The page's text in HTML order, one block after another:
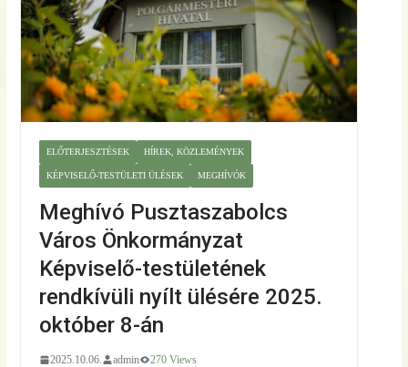
ELŐTERJESZTÉSEK HÍREK, KÖZLEMÉNYEK
KÉPVISELŐ-TESTÜLETI ÜLÉSEK MEGHÍVÓK
Meghívó Pusztaszabolcs
Város Önkormányzat
Képviselő-testületének
rendkívüli nyílt ülésére 2025.
október 8-án
2025.10.06. admin 270 Views